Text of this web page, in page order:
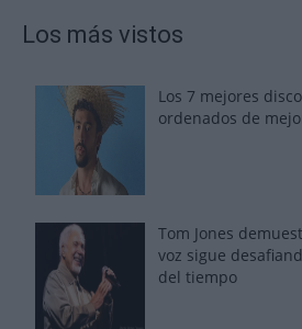
Los más vistos
Los 7 mejores
ordenados de
Tom Jones
voz sigue
del tiempo